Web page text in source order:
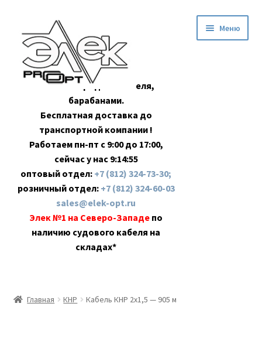
навигации
содержимому
Оптовая продажа кабеля,
барабанами.
Бесплатная доставка до
транспортной компании !
Работаем пн-пт с 9:00 до 17:00,
сейчас у нас 9:14:56
оптовый отдел: +7 (812) 324-73-30;
розничный отдел: +7 (812) 324-60-03
sales@elek-opt.ru
Элек №1 на Северо-Западе по
наличию судового кабеля на
складах*
Меню
Главная КНР Кабель КНР 2х1,5 — 905 м